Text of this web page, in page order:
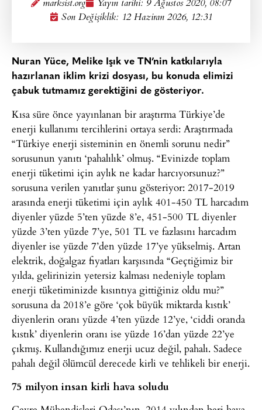
marksist.org Yayın tarihi: 9 Ağustos 2020, 08:07
Son Değişiklik: 12 Haziran 2026, 12:31
Nuran Yüce, Melike Işık ve TN’nin katkılarıyla
hazırlanan iklim krizi dosyası, bu konuda elimizi
çabuk tutmamız gerektiğini de gösteriyor.
Kısa süre önce yayınlanan bir araştırma Türkiye’de
enerji kullanımı tercihlerini ortaya serdi: Araştırmada
“Türkiye enerji sisteminin en önemli sorunu nedir”
sorusunun yanıtı ‘pahalılık’ olmuş. “Evinizde toplam
enerji tüketimi için aylık ne kadar harcıyorsunuz?”
sorusuna verilen yanıtlar şunu gösteriyor: 2017-2019
arasında enerji tüketimi için aylık 401-450 TL harcadım
diyenler yüzde 5’ten yüzde 8’e, 451-500 TL diyenler
yüzde 3’ten yüzde 7’ye, 501 TL ve fazlasını harcadım
diyenler ise yüzde 7’den yüzde 17’ye yükselmiş. Artan
elektrik, doğalgaz fiyatları karşısında “Geçtiğimiz bir
yılda, gelirinizin yetersiz kalması nedeniyle toplam
enerji tüketiminizde kısıntıya gittiğiniz oldu mu?”
sorusuna da 2018’e göre ‘çok büyük miktarda kıstık’
diyenlerin oranı yüzde 4’ten yüzde 12’ye, ‘ciddi oranda
kıstık’ diyenlerin oranı ise yüzde 16’dan yüzde 22’ye
çıkmış. Kullandığımız enerji ucuz değil, pahalı. Sadece
pahalı değil ölümcül derecede kirli ve tehlikeli bir enerji.
75 milyon insan kirli hava soludu